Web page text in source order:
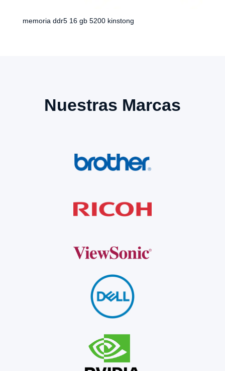
memoria ddr5 16 gb 5200 kinstong
Nuestras Marcas